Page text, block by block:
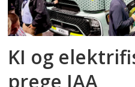
KI og
prege IAA